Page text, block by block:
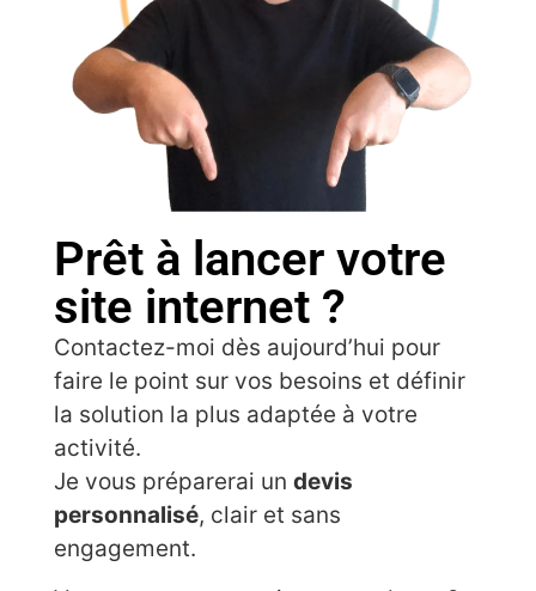
Prêt à lancer votre
site internet ?
Contactez-moi dès aujourd’hui pour
faire le point sur vos besoins et définir
la solution la plus adaptée à votre
activité.
Je vous préparerai un devis
personnalisé, clair et sans
engagement.